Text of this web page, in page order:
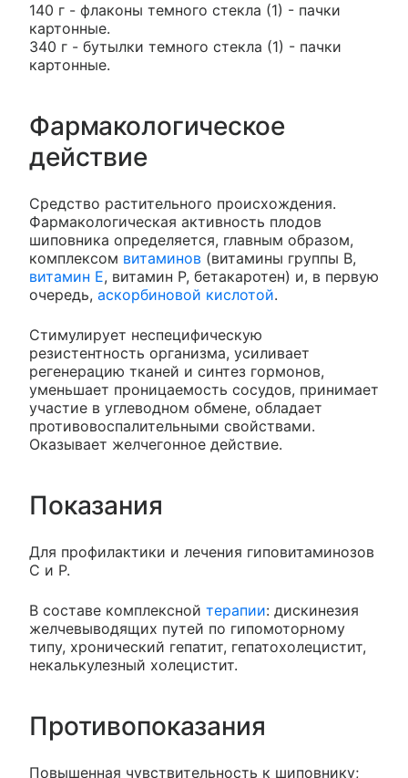
140 г - флаконы темного стекла (1) - пачки
картонные.
340 г - бутылки темного стекла (1) - пачки
картонные.
Фармакологическое
действие
Средство растительного происхождения.
Фармакологическая активность плодов
шиповника определяется, главным образом,
комплексом витаминов (витамины группы B,
витамин E, витамин P, бетакаротен) и, в первую
очередь, аскорбиновой кислотой.
Стимулирует неспецифическую
резистентность организма, усиливает
регенерацию тканей и синтез гормонов,
уменьшает проницаемость сосудов, принимает
участие в углеводном обмене, обладает
противовоспалительными свойствами.
Оказывает желчегонное действие.
Показания
Для профилактики и лечения гиповитаминозов
C и P.
В составе комплексной терапии: дискинезия
желчевыводящих путей по гипомоторному
типу, хронический гепатит, гепатохолецистит,
некалькулезный холецистит.
Противопоказания
Повышенная чувствительность к шиповнику;